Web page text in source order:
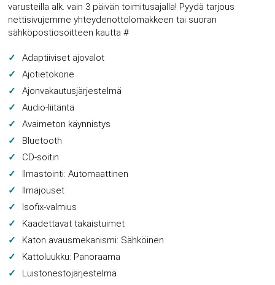
varusteilla alk. vain 3 päivän toimitusajalla! Pyydä tarjous
nettisivujemme yhteydenottolomakkeen tai suoran
sähköpostiosoitteen kautta #
Adaptiiviset ajovalot
Ajotietokone
Ajonvakautusjärjestelmä
Audio-liitäntä
Avaimeton käynnistys
Bluetooth
CD-soitin
Ilmastointi: Automaattinen
Ilmajouset
Isofix-valmius
Kaadettavat takaistuimet
Katon avausmekanismi: Sähköinen
Kattoluukku: Panoraama
Luistonestojärjestelmä